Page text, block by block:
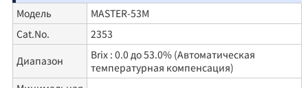
Модель
MASTER-53M
Cat.No.
2353
Диапазон
Brix : 0.0 до 53.0% (Автоматическая
температурная компенсация)